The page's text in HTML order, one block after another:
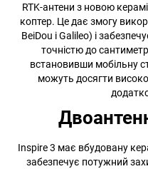
RTK-антени з новою
коптер. Це дає змогу
BeiDou і Galileo) і
точністю до
встановивши мобільну
можуть досягти
Inspire 3 має вбудовану
забезпечує потужний